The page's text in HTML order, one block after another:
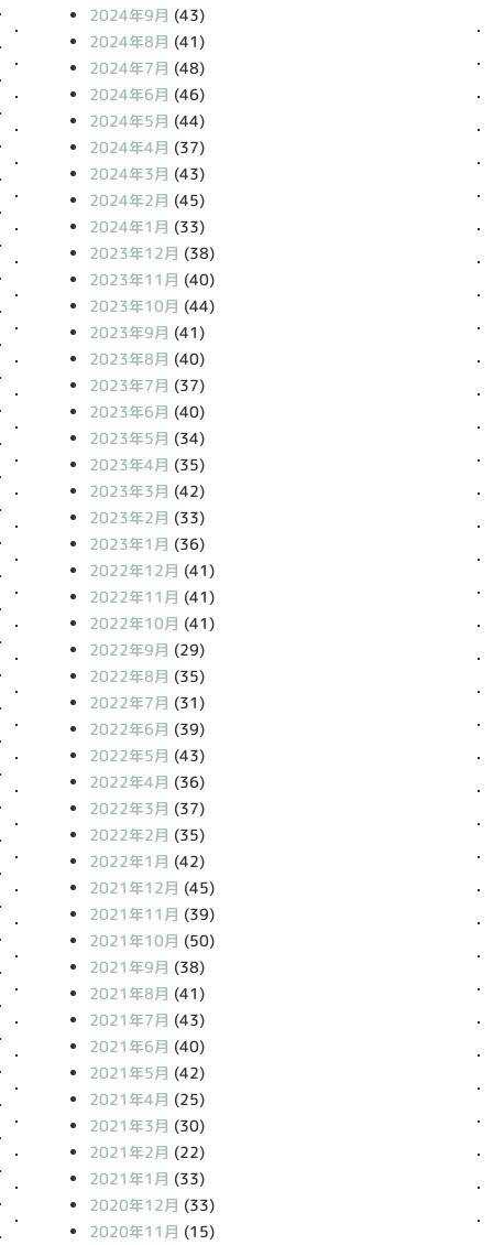
2024年9月 (43)
2024年8月 (41)
2024年7月 (48)
2024年6月 (46)
2024年5月 (44)
2024年4月 (37)
2024年3月 (43)
2024年2月 (45)
2024年1月 (33)
2023年12月 (38)
2023年11月 (40)
2023年10月 (44)
2023年9月 (41)
2023年8月 (40)
2023年7月 (37)
2023年6月 (40)
2023年5月 (34)
2023年4月 (35)
2023年3月 (42)
2023年2月 (33)
2023年1月 (36)
2022年12月 (41)
2022年11月 (41)
2022年10月 (41)
2022年9月 (29)
2022年8月 (35)
2022年7月 (31)
2022年6月 (39)
2022年5月 (43)
2022年4月 (36)
2022年3月 (37)
2022年2月 (35)
2022年1月 (42)
2021年12月 (45)
2021年11月 (39)
2021年10月 (50)
2021年9月 (38)
2021年8月 (41)
2021年7月 (43)
2021年6月 (40)
2021年5月 (42)
2021年4月 (25)
2021年3月 (30)
2021年2月 (22)
2021年1月 (33)
2020年12月 (33)
2020年11月 (15)